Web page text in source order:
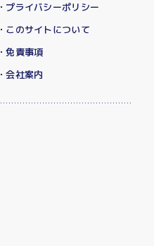
・プライバシーポリシー
・このサイトについて
・免責事項
・会社案内